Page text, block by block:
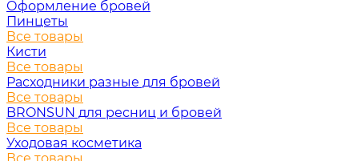
Оформление бровей
Пинцеты
Все товары
Кисти
Все товары
Расходники разные для бровей
Все товары
BRONSUN для ресниц и бровей
Все товары
Уходовая косметика